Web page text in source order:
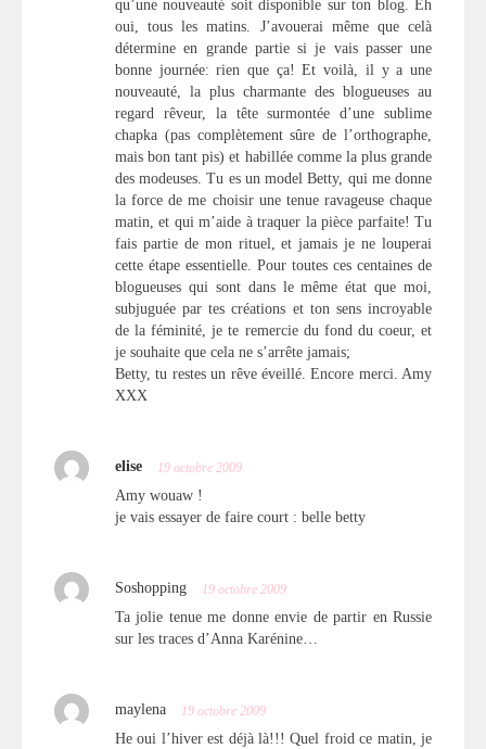
qu’une nouveauté soit disponible sur ton blog. Eh
oui, tous les matins. J’avouerai même que celà
détermine en grande partie si je vais passer une
bonne journée: rien que ça! Et voilà, il y a une
nouveauté, la plus charmante des blogueuses au
regard rêveur, la tête surmontée d’une sublime
chapka (pas complètement sûre de l’orthographe,
mais bon tant pis) et habillée comme la plus grande
des modeuses. Tu es un model Betty, qui me donne
la force de me choisir une tenue ravageuse chaque
matin, et qui m’aide à traquer la pièce parfaite! Tu
fais partie de mon rituel, et jamais je ne louperai
cette étape essentielle. Pour toutes ces centaines de
blogueuses qui sont dans le même état que moi,
subjuguée par tes créations et ton sens incroyable
de la féminité, je te remercie du fond du coeur, et
je souhaite que cela ne s’arrête jamais;
Betty, tu restes un rêve éveillé. Encore merci. Amy
XXX
elise 19 octobre 2009
Amy wouaw !
je vais essayer de faire court : belle betty
Soshopping 19 octobre 2009
Ta jolie tenue me donne envie de partir en Russie
sur les traces d’Anna Karénine…
maylena 19 octobre 2009
He oui l’hiver est déjà là!!! Quel froid ce matin, je